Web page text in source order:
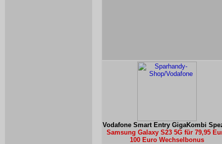
Vodafone Smart Entry GigaKombi
Samsung Galaxy S23 5G für 79,95
100 Euro Wechselbonus